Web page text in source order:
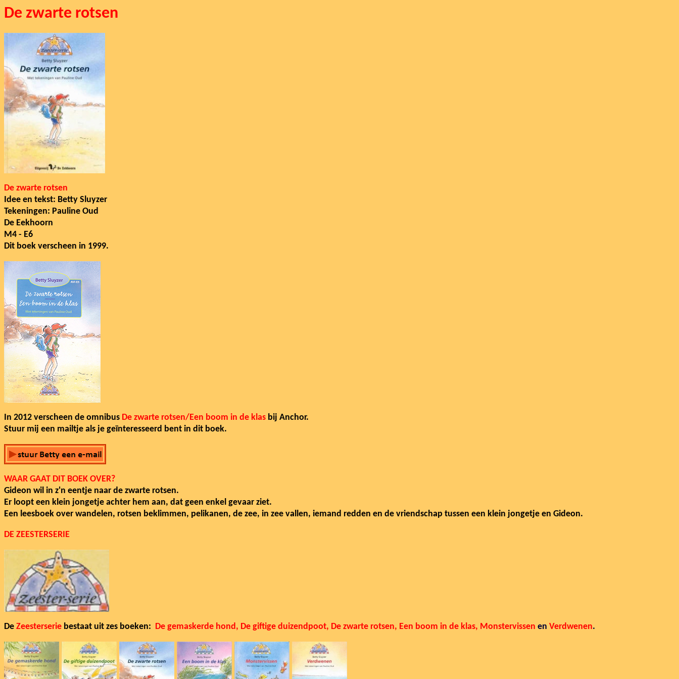
De zwarte rotsen
De zwarte rotsen
Idee en tekst: Betty Sluyzer
Tekeningen: Pauline Oud
De Eekhoorn
M4 - E6
Dit boek verscheen in 1999.
In 2012 verscheen de omnibus De zwarte rotsen/Een boom in de klas bij Anchor.
Stuur mij een mailtje als je geïnteresseerd bent in dit boek.
WAAR GAAT DIT BOEK OVER?
Gideon wil in z'n eentje naar de zwarte rotsen.
Er loopt een klein jongetje achter hem aan, dat geen enkel gevaar ziet.
Een leesboek over wandelen, rotsen beklimmen, pelikanen, de zee, in zee vallen, iemand redden en de vriendschap tussen een klein jongetje en Gideon.
DE ZEESTERSERIE
De Zeesterserie bestaat uit zes boeken: De gemaskerde hond, De giftige duizendpoot, De zwarte rotsen, Een boom in de klas, Monstervissen en Verdwenen.